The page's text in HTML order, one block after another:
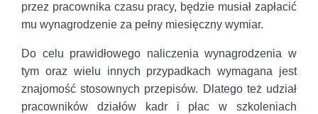
przez pracownika czasu pracy, będzie musiał zapłacić
mu wynagrodzenie za pełny miesięczny wymiar.
Do celu prawidłowego naliczenia wynagrodzenia w
tym oraz wielu innych przypadkach wymagana jest
znajomość stosownych przepisów. Dlatego też udział
pracowników działów kadr i płac w szkoleniach